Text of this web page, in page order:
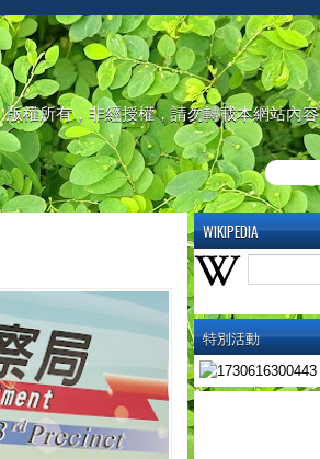
權所有，非經授權，請勿轉載本網站內容
WIKIPEDIA
特別活動